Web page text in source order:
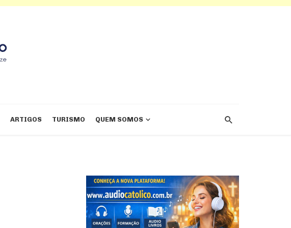
ARTIGOS TURISMO QUEM SOMOS